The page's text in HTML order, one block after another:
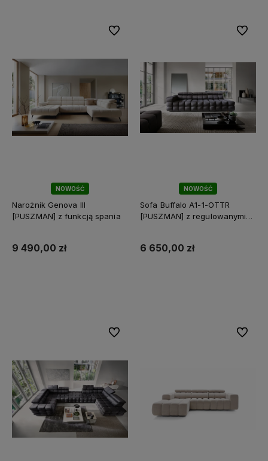
NOWOŚĆ
Narożnik Genova III
[PUSZMAN] z funkcją spania
9 490,00 zł
Do ulubionych
NOWOŚĆ
Sofa Buffalo A1-1-OTTR
[PUSZMAN] z regulowanymi
6 650,00 zł
Do
Do ulubionych Do